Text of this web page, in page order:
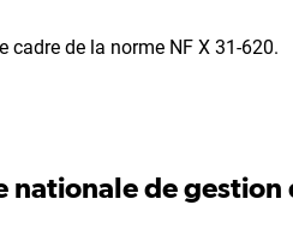
cadre de la norme NF X 31-620.
de gestion